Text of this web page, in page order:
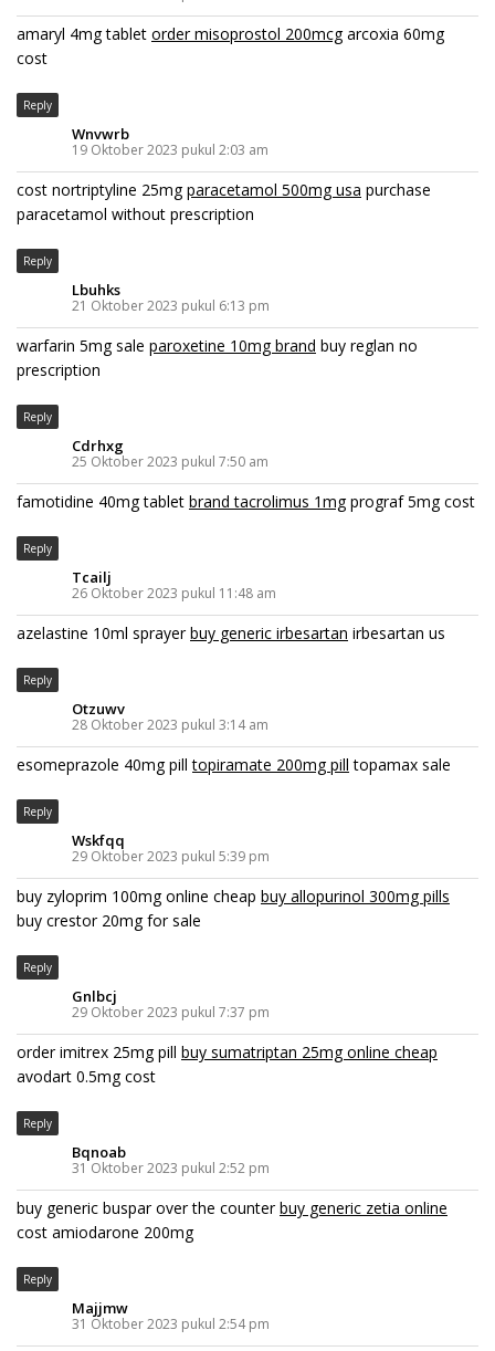
amaryl 4mg tablet order misoprostol 200mcgarcoxia 60mg
cost
Reply
Wnvwrb
19 Oktober 2023 pukul 2:03 am
cost nortriptyline 25mgparacetamol 500mg usa purchase
paracetamol without prescription
Reply
Lbuhks
21 Oktober 2023 pukul 6:13 pm
warfarin 5mg sale paroxetine 10mg brand buy reglan no
prescription
Reply
Cdrhxg
25 Oktober 2023 pukul 7:50 am
famotidine 40mg tablet brand tacrolimus 1mgprograf 5mg cost
Reply
Tcailj
26 Oktober 2023 pukul 11:48 am
azelastine 10ml sprayerbuy generic irbesartan irbesartan us
Reply
Otzuwv
28 Oktober 2023 pukul 3:14 am
esomeprazole 40mg pilltopiramate 200mg pill topamax sale
Reply
Wskfqq
29 Oktober 2023 pukul 5:39 pm
buy zyloprim 100mg online cheap buy allopurinol 300mg pills
buy crestor 20mg for sale
Reply
Gnlbcj
29 Oktober 2023 pukul 7:37 pm
order imitrex 25mg pill buy sumatriptan 25mg online cheap
avodart 0.5mg cost
Reply
Bqnoab
31 Oktober 2023 pukul 2:52 pm
buy generic buspar over the counterbuy generic zetia online
cost amiodarone 200mg
Reply
Majjmw
31 Oktober 2023 pukul 2:54 pm